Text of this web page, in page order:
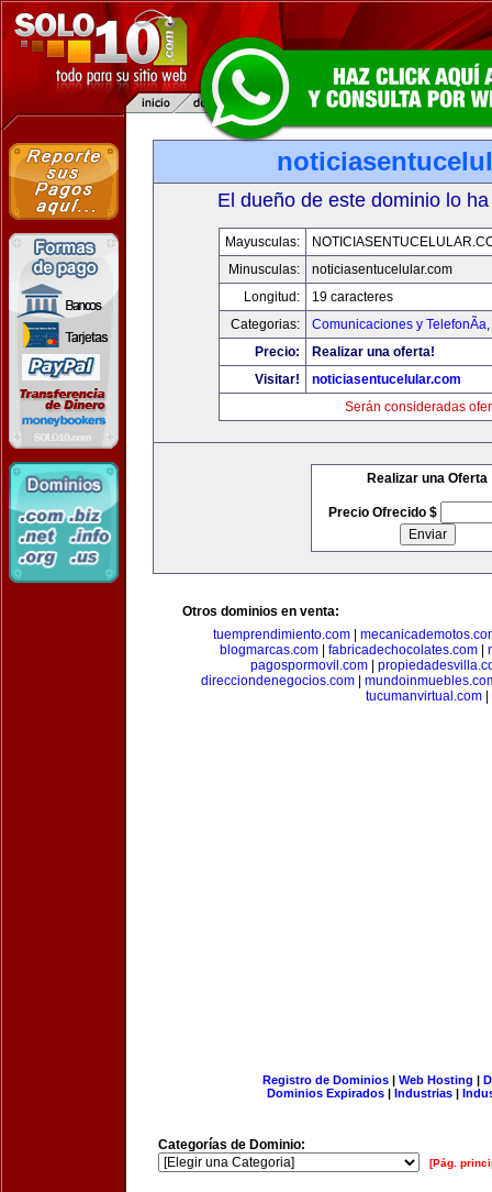
El dueño de este dominio lo
Mayusculas:
Minusculas:
noticiasentucelular.com
Longitud:
19 caracteres
Categorias:
Comunicaciones y TelefonÃ­a,
Precio:
Realizar una oferta!
Visitar!
noticiasentucelular.com
Serán consideradas
Realizar una Oferta
Precio Ofrecido $
Otros dominios en venta:
tuemprendimiento.com
blogmarcas.com
fabricadechocolates.com
pagospormovil.com
direcciondenegocios.com
tucumanvirtual.com
Registro de Dominios| Web Hosting |
Dominios Expirados | Industrias |
Categorías de Dominio:
[Pág.